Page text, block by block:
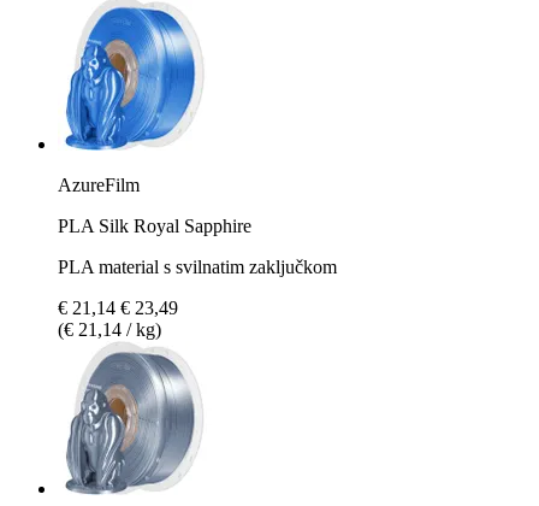
AzureFilm
PLA Silk Royal Sapphire
PLA material s svilnatim zaključkom
€ 21,14 € 23,49
(€ 21,14 / kg)